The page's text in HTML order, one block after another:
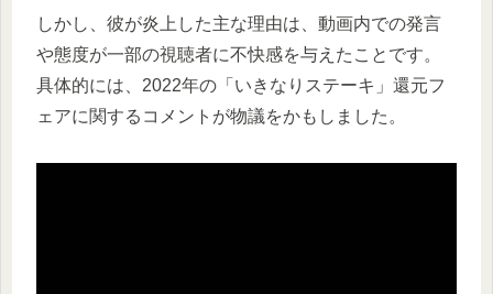
しかし、彼が炎上した主な理由は、動画内での発言
や態度が一部の視聴者に不快感を与えたことです。
具体的には、2022年の「いきなりステーキ」還元フ
ェアに関するコメントが物議をかもしました。